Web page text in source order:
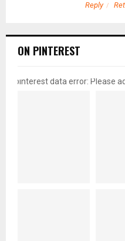
Reply
ON PINTEREST
pinterest data error: Please